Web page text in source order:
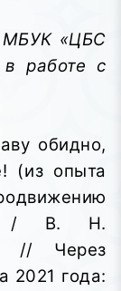
МБУК «ЦБС
работе с
обидно,
(из опыта
/ В. Н.
// Через
2021 года: